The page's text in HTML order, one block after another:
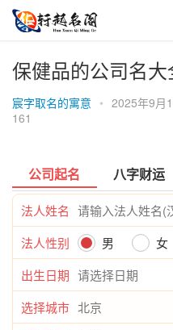
保健品的公司名大
宸字取名的寓意 • 2025年9月
161
公司起名 八字财运
法人姓名
法人性别
男
女
出生日期
选择城市